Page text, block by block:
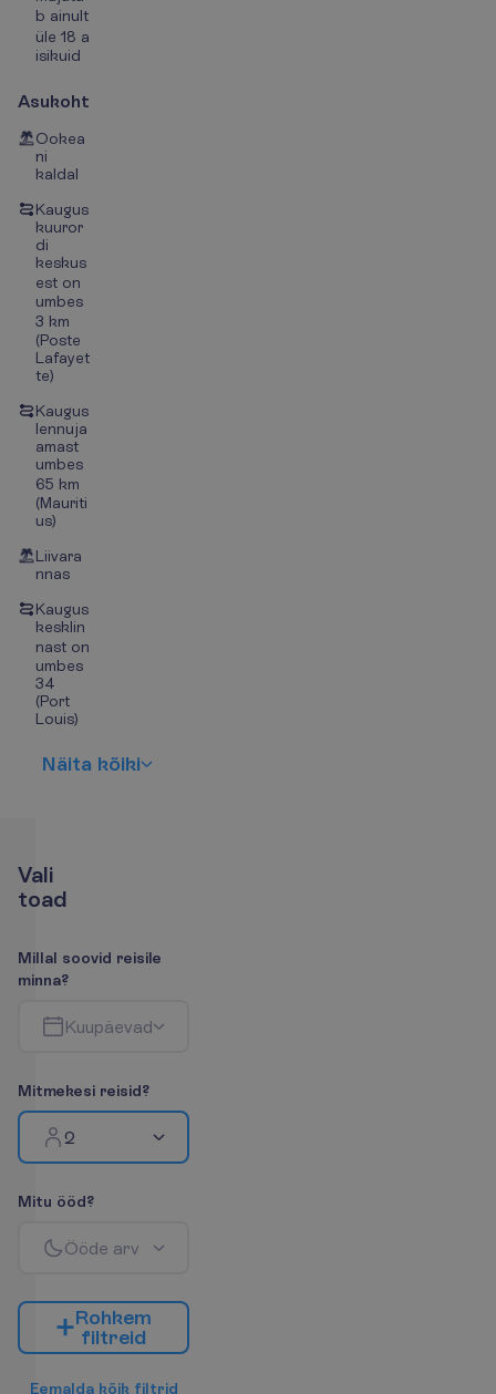
b ainult
üle 18 a
isikuid
Asukoht
Ookea
ni
kaldal
Kaugus
kuuror
di
keskus
est on
umbes
3 km
(Poste
Lafayet
te)
Kaugus
lennuja
amast
umbes
65 km
(Mauriti
us)
Liivara
nnas
Kaugus
kesklin
nast on
umbes
34
(Port
Louis)
Näita kõiki
Vali
toad
Millal soovid reisile
minna?
Kuupäevad
Mitmekesi reisid?
2
Mitu ööd?
Ööde arv
Rohkem
filtreid
Eemalda kõik filtrid